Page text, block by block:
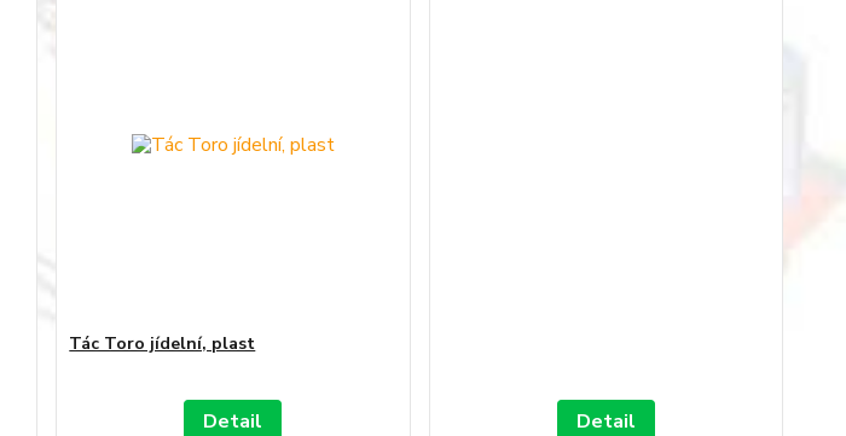
Tác Toro jídelní, plast
Detail Detail